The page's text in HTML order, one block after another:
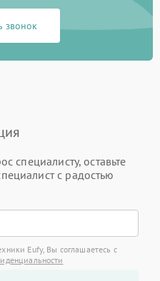
звонок
специалисту, оставьте
с радостью
Eufy, Вы соглашаетесь с